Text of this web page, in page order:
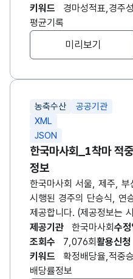
경주로상태, 함수율, 날씨
페이지당 건수와 페이지 번
조회하실 수 있습니다. -
(WEATHER)에 값이 없
10~14%(다습),
자료를 포함하여 제공되는
키워드
경마성적표,경주
평균기록
미리보기
농축수산
공공기관
XML
JSON
한국마사회_1착마 적
정보
한국마사회 서울, 제주, 부
시행된 경주의 단승식, 연
제공합니다. (제공정보는
경주번호, 승식, 1착마출
요청 메시지중 경주일, 경
입력하지 않았을경우 당
※ 경마용어 베팅승식 - 단
제공기관 한국마사회 수정
조회수
7,076회 활용신청
키워드
확정배당율,적중
배당률정보